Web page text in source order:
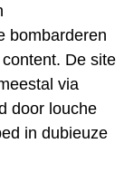
bombarderen
De site
via
door louche
in dubieuze